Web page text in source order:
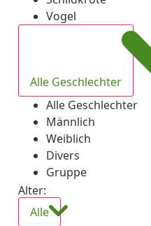
Vogel
Alle Geschlechter
Alle Geschlechter
Männlich
Weiblich
Divers
Gruppe
Alter:
Alle